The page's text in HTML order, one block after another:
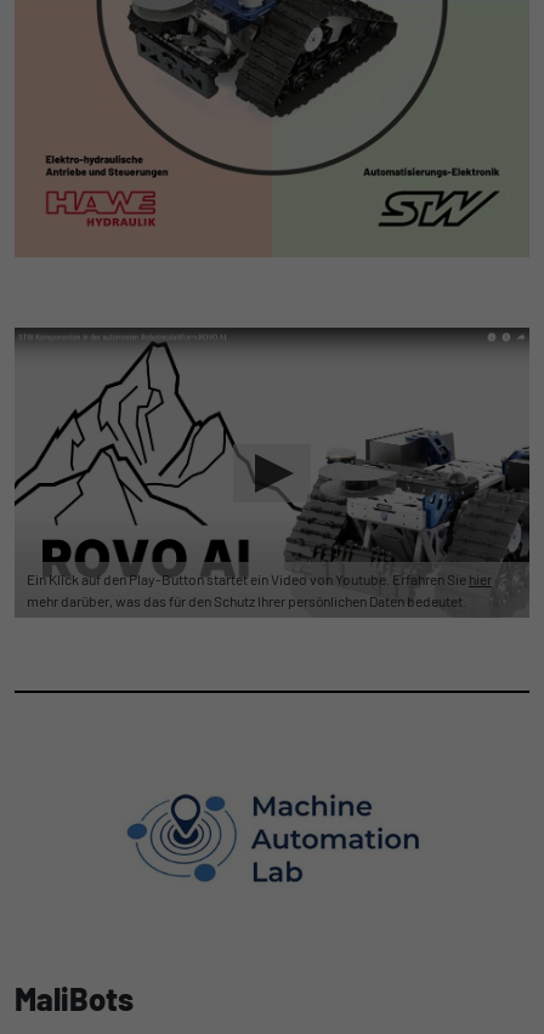
Ein Klick auf den Play-Button startet ein Video von Youtube. Erfahren Sie hier
mehr darüber, was das für den Schutz Ihrer persönlichen Daten bedeutet.
MaliBots